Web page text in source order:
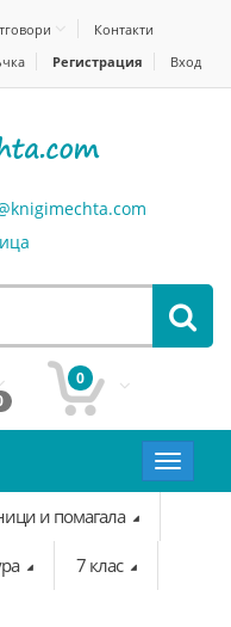
Контакти
Регистрация Вход
knigimechta.com
0
Toggle
и помагала
7 клас